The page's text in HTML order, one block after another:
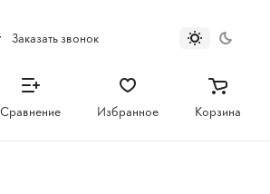
Заказать звонок
Сравнение Избранное Корзина